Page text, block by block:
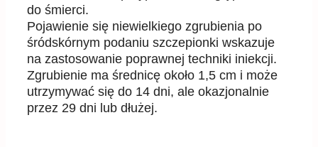
do śmierci.
Pojawienie się niewielkiego zgrubienia po
śródskórnym podaniu szczepionki wskazuje
na zastosowanie poprawnej techniki iniekcji.
Zgrubienie ma średnicę około 1,5 cm i może
utrzymywać się do 14 dni, ale okazjonalnie
przez 29 dni lub dłużej.